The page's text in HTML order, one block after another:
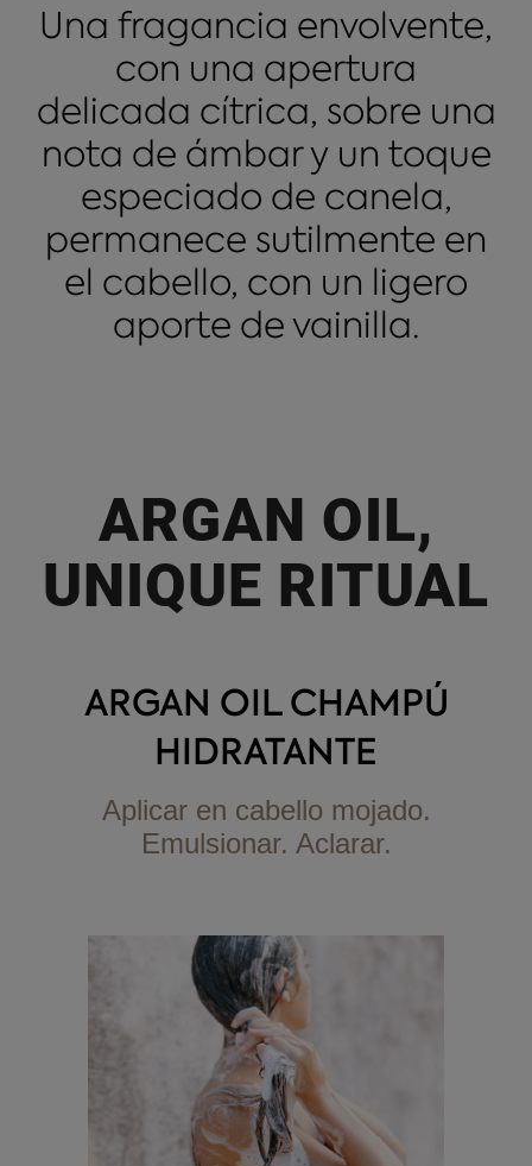
Una fragancia envolvente,
con una apertura
delicada cítrica, sobre una
nota de ámbar y un toque
especiado de canela,
permanece sutilmente en
el cabello, con un ligero
aporte de vainilla.
ARGAN OIL,
UNIQUE RITUAL
ARGAN OIL CHAMPÚ
HIDRATANTE
Aplicar en cabello mojado.
Emulsionar. Aclarar.